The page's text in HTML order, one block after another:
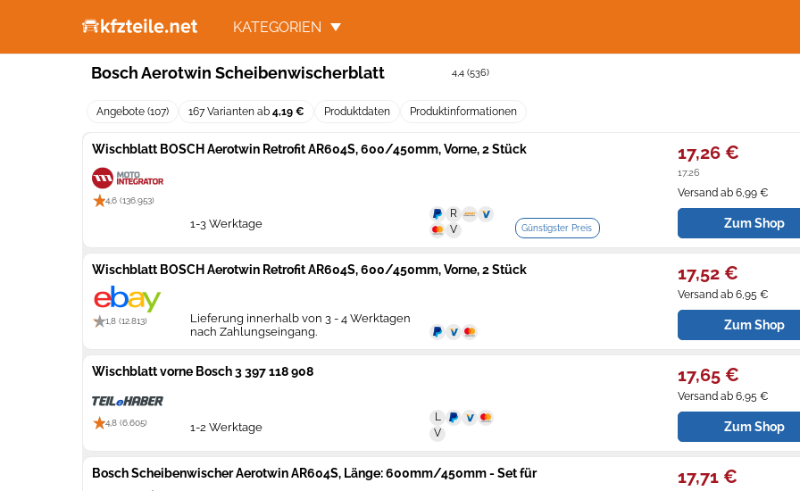
KATEGORIEN
Bosch Aerotwin Scheibenwischerblatt 4,4 (536)
Angebote (107) 167 Varianten ab 4,19 € Produktdaten Produktinformationen
Wischblatt BOSCH Aerotwin Retrofit AR604S, 600/450mm, Vorne, 2 Stück
4,6 (136.953)
Günstigster Preis
1-3 Werktage
17,26 €
17.26
Versand ab 6,99 €
Zum Shop
Wischblatt BOSCH Aerotwin Retrofit AR604S, 600/450mm, Vorne, 2 Stück
1,8 (12.813)
Lieferung innerhalb von 3 - 4 Werktagen
nach Zahlungseingang.
17,52 €
Versand ab 6,95 €
Zum Shop
Wischblatt vorne Bosch 3 397 118 908
4,8 (6.605) 1-2 Werktage
17,65 €
Versand ab 6,95 €
Zum Shop
Bosch Scheibenwischer Aerotwin AR604S, Länge: 600mm/450mm - Set für 17,71 €